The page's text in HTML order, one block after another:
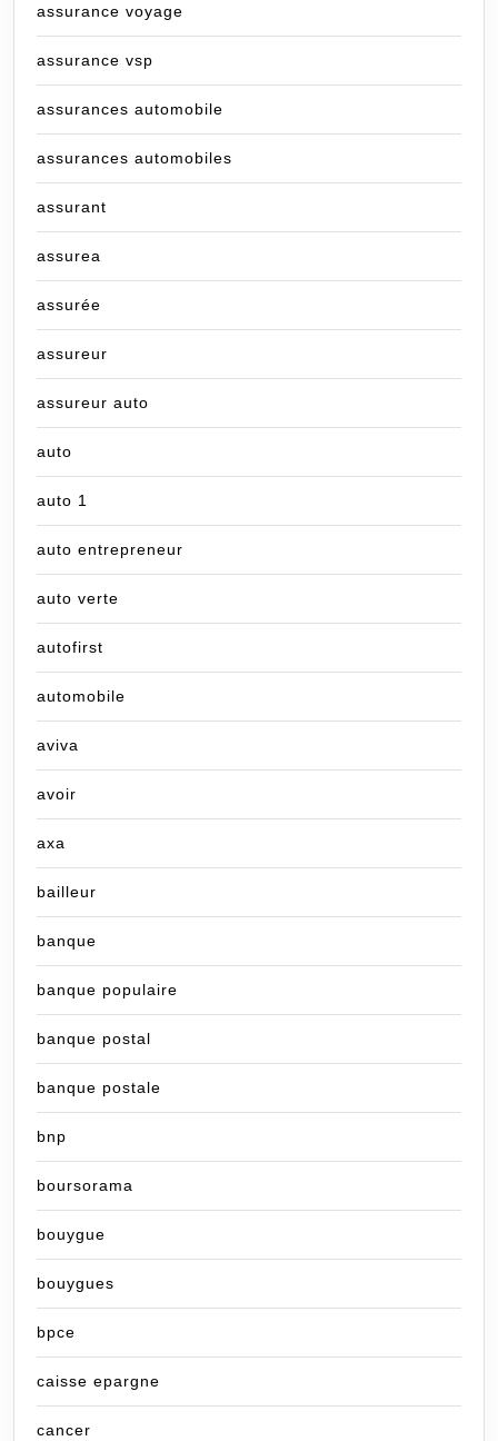
assurance voyage
assurance vsp
assurances automobile
assurances automobiles
assurant
assurea
assurée
assureur
assureur auto
auto
auto 1
auto entrepreneur
auto verte
autofirst
automobile
aviva
avoir
axa
bailleur
banque
banque populaire
banque postal
banque postale
bnp
boursorama
bouygue
bouygues
bpce
caisse epargne
cancer